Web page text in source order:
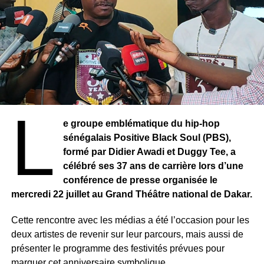
Copyright Stephen Rezza
La clientèle de Kadijatou Soumaré est particulièrement
constituée de femmes de tous âges entre 20 et 80 ans et
de toutes origines confondues. Elle habille, les rondes ou
Le titre, Sonko, l’omniprésent, traduit cette réalité politique
: qu’il soit dans l’opposition ou aux responsabilités,
Ousmane Sonko demeure au cœur des débats. Son
ascension, son discours sur la souveraineté, la
gouvernance et les réformes de l’État, ainsi que sa
capacité à mobiliser une large frange de la jeunesse, ont
profondément transformé le paysage politique sénégalais.
Au-delà du portrait d’un homme politique, Mohamed
Gassama invite également le lecteur à s’interroger sur les
L
e groupe emblématique du hip-hop
sénégalais Positive Black Soul (PBS),
formé par Didier Awadi et Duggy Tee, a
célébré ses 37 ans de carrière lors d’une
conférence de presse organisée le
mercredi 22 juillet au Grand Théâtre national de Dakar.
Cette rencontre avec les médias a été l’occasion pour les
deux artistes de revenir sur leur parcours, mais aussi de
présenter le programme des festivités prévues pour